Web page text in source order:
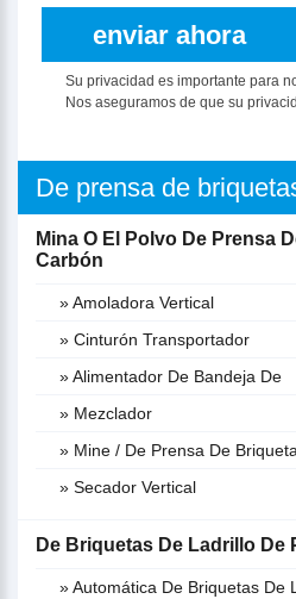
Su privacidad es importante para
Nos aseguramos de que su
De prensa de
Mina O El Polvo De Prensa
Carbón
» Amoladora Vertical
» Cinturón Transportador
» Alimentador De Bandeja De
» Mezclador
» Mine / De Prensa De
» Secador Vertical
De Briquetas De Ladrillo De
» Automática De Briquetas De